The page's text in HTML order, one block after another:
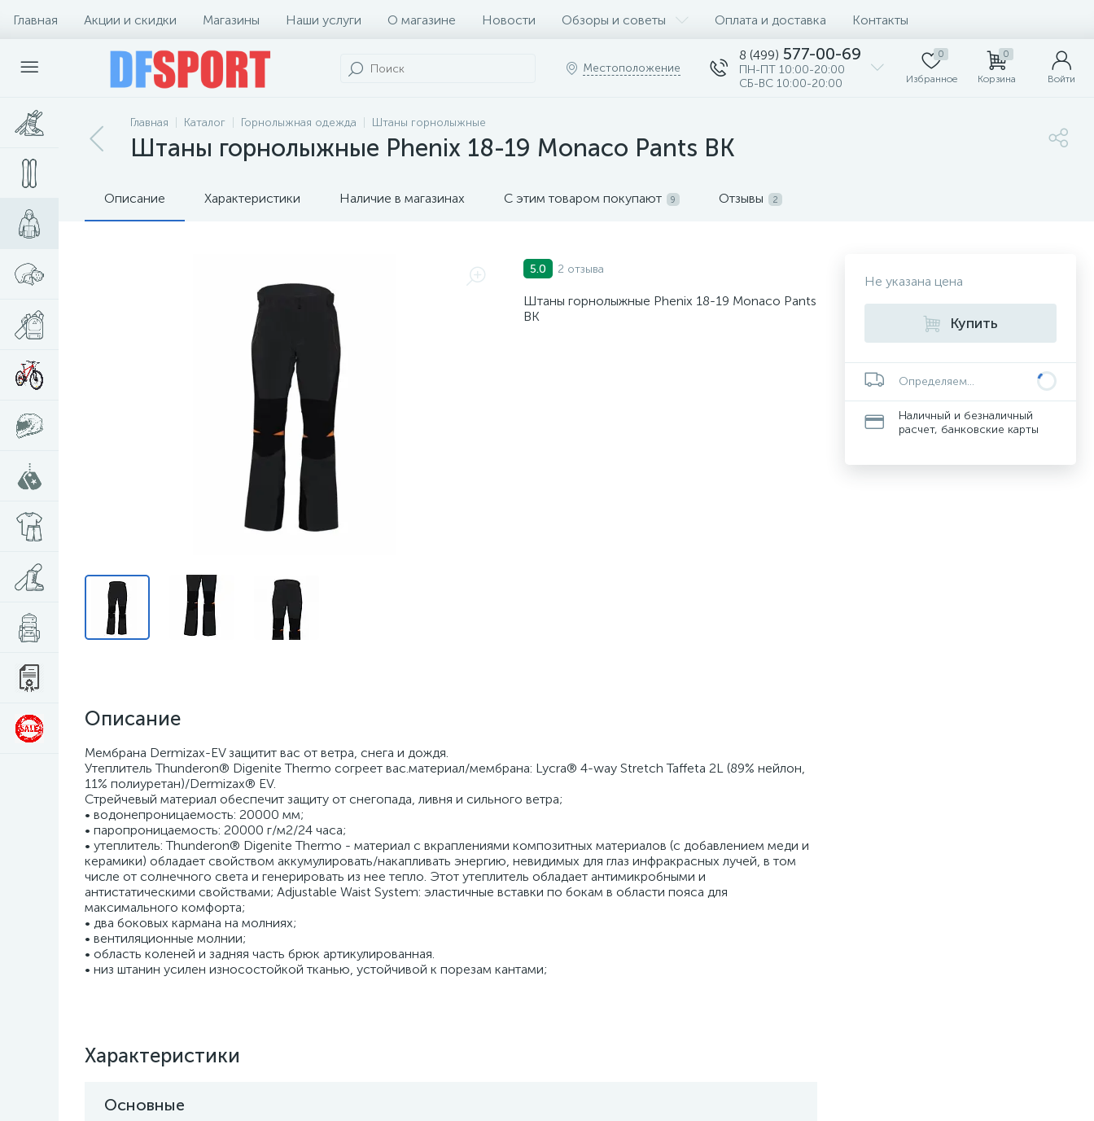
Главная Акции и скидки Магазины Наши услуги О магазине Новости Обзоры и советы Оплата и доставка Контакты
Местоположение
8 (499) 577-00-69
ПН-ПТ 10:00-20:00
СБ-ВС 10:00-20:00
0
Избранное
0
Корзина Войти
Главная Каталог Горнолыжная одежда Штаны горнолыжные
Штаны горнолыжные Phenix 18-19 Monaco Pants BK
Описание Характеристики Наличие в магазинах С этим товаром покупают 9 Отзывы 2
5.0 2 отзыва
Штаны горнолыжные Phenix 18-19 Monaco Pants
BK
Описание
Мембрана Dermizax-EV защитит вас от ветра, снега и дождя.
Утеплитель Thunderon® Digenite Thermo согреет вас.материал/мембрана: Lycra® 4-way Stretch Taffeta 2L (89% нейлон,
11% полиуретан)/Dermizax® EV.
Стрейчевый материал обеспечит защиту от снегопада, ливня и сильного ветра;
• водонепроницаемость: 20000 мм;
• паропроницаемость: 20000 г/м2/24 часа;
• утеплитель: Thunderon® Digenite Thermo - материал с вкраплениями композитных материалов (с добавлением меди и
керамики) обладает свойством аккумулировать/накапливать энергию, невидимых для глаз инфракрасных лучей, в том
числе от солнечного света и генерировать из нее тепло. Этот утеплитель обладает антимикробными и
антистатическими свойствами; Adjustable Waist System: эластичные вставки по бокам в области пояса для
максимального комфорта;
• два боковых кармана на молниях;
• вентиляционные молнии;
• область коленей и задняя часть брюк артикулированная.
• низ штанин усилен износостойкой тканью, устойчивой к порезам кантами;
Характеристики
Основные
Не указана цена
Купить
Определяем...
Наличный и безналичный
расчет, банковские карты